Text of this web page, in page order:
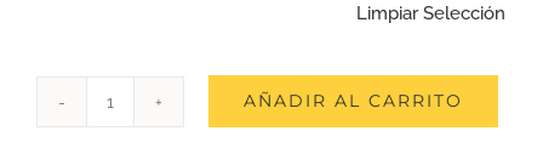
Limpiar Selección
AÑADIR AL CARRITO